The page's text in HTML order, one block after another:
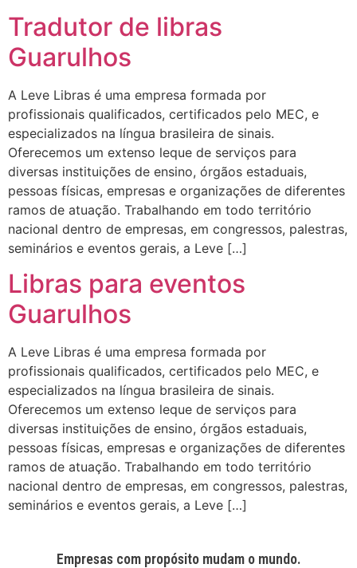
Tradutor de libras
Guarulhos
A Leve Libras é uma empresa formada por
profissionais qualificados, certificados pelo MEC, e
especializados na língua brasileira de sinais.
Oferecemos um extenso leque de serviços para
diversas instituições de ensino, órgãos estaduais,
pessoas físicas, empresas e organizações de diferentes
ramos de atuação. Trabalhando em todo território
nacional dentro de empresas, em congressos, palestras,
seminários e eventos gerais, a Leve […]
Libras para eventos
Guarulhos
A Leve Libras é uma empresa formada por
profissionais qualificados, certificados pelo MEC, e
especializados na língua brasileira de sinais.
Oferecemos um extenso leque de serviços para
diversas instituições de ensino, órgãos estaduais,
pessoas físicas, empresas e organizações de diferentes
ramos de atuação. Trabalhando em todo território
nacional dentro de empresas, em congressos, palestras,
seminários e eventos gerais, a Leve […]
Empresas com propósito mudam o mundo.